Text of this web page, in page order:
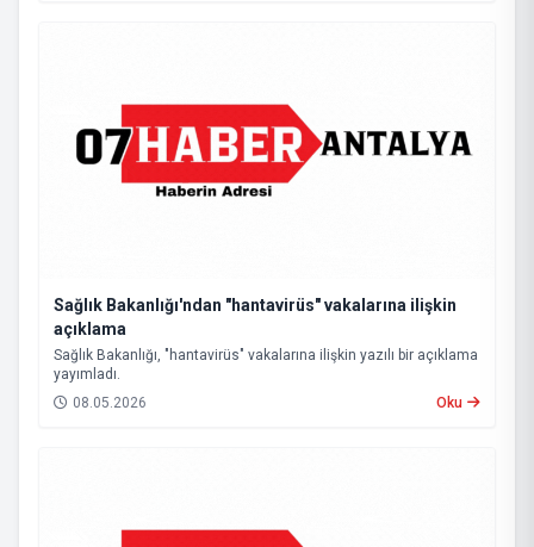
Sağlık Bakanlığı'ndan "hantavirüs" vakalarına ilişkin
açıklama
Sağlık Bakanlığı, "hantavirüs" vakalarına ilişkin yazılı bir açıklama
yayımladı.
08.05.2026
Oku